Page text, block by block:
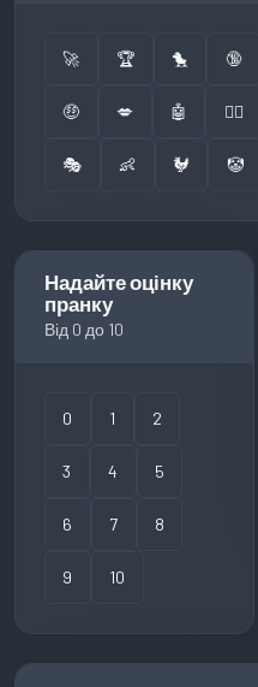
🚀 🏆 🐤 🔞
🤑 💋 🤖 👮‍♂️
🎭 👶 🐓 🤡
Надайте оцінку
пранку
Від 0 до 10
0 1 2
3 4 5
6 7 8
9 10